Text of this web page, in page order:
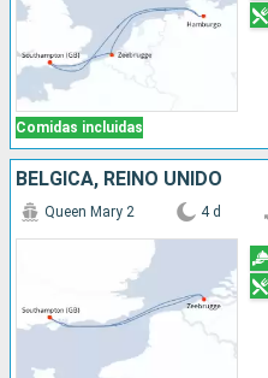
Comidas incluidas
BÉLGICA, REINO UNIDO
Queen Mary 2 4 d